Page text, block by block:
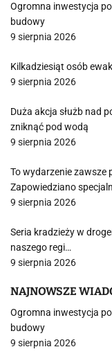
Ogromna inwestycja
budowy
9 sierpnia 2026
Kilkadziesiąt osób
9 sierpnia 2026
Duża akcja służb nad
zniknąć pod wodą
9 sierpnia 2026
To wydarzenie zawsze
Zapowiedziano
9 sierpnia 2026
Seria kradzieży w
naszego regi…
9 sierpnia 2026
NAJNOWSZE
Ogromna inwestycja
budowy
9 sierpnia 2026